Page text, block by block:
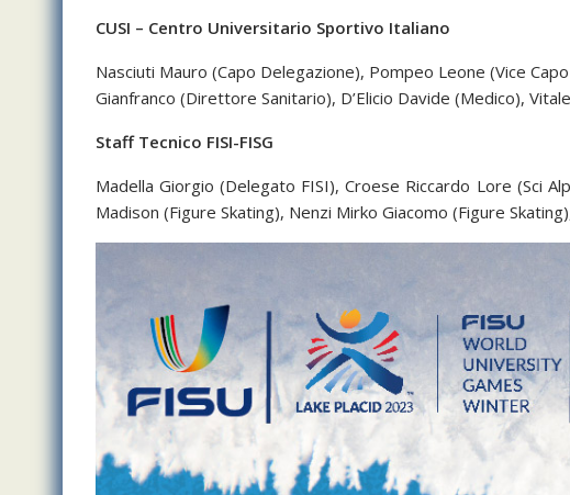
CUSI – Centro Universitario Sportivo Italiano
Nasciuti Mauro (Capo Delegazione), Pompeo Leone (Vice
Gianfranco (Direttore Sanitario), D’Elicio Davide (Medico),
Staff Tecnico FISI-FISG
Madella Giorgio (Delegato FISI), Croese Riccardo Lore (Sci
Madison (Figure Skating), Nenzi Mirko Giacomo (Figure